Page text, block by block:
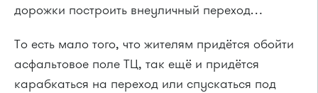
дорожки построить внеуличный переход…
То есть мало того, что жителям придётся обойти
асфальтовое поле ТЦ, так ещё и придётся
карабкаться на переход или спускаться под